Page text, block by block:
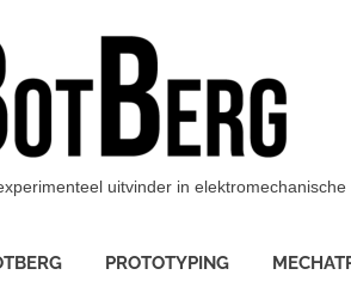
uitvinder in elektromechanische
PROTOTYPING